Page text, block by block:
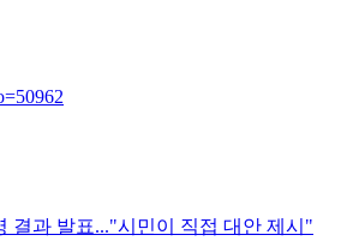
결과 발표..."시민이 직접 대안 제시"